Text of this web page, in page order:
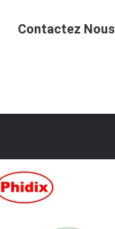
Contactez Nous